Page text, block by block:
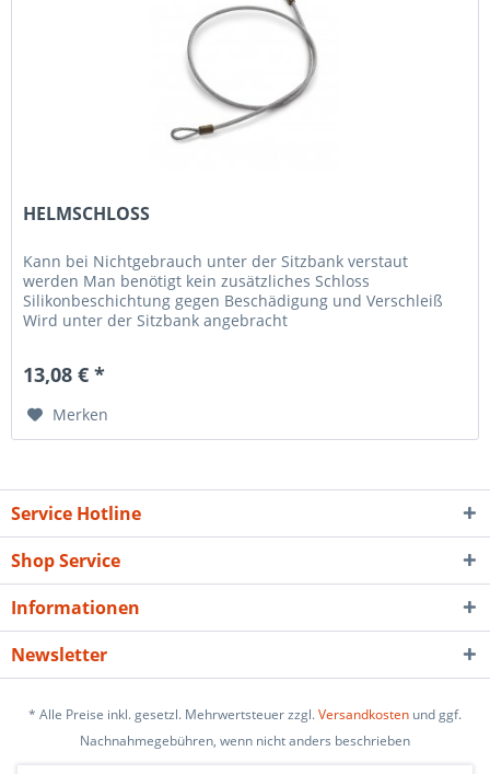
HELMSCHLOSS
Kann bei Nichtgebrauch unter der Sitzbank verstaut
werden Man benötigt kein zusätzliches Schloss
Silikonbeschichtung gegen Beschädigung und Verschleiß
Wird unter der Sitzbank angebracht
13,08 € *
Merken
Service Hotline
Shop Service
Informationen
Newsletter
* Alle Preise inkl. gesetzl. Mehrwertsteuer zzgl.Versandkosten und ggf.
Nachnahmegebühren, wenn nicht anders beschrieben